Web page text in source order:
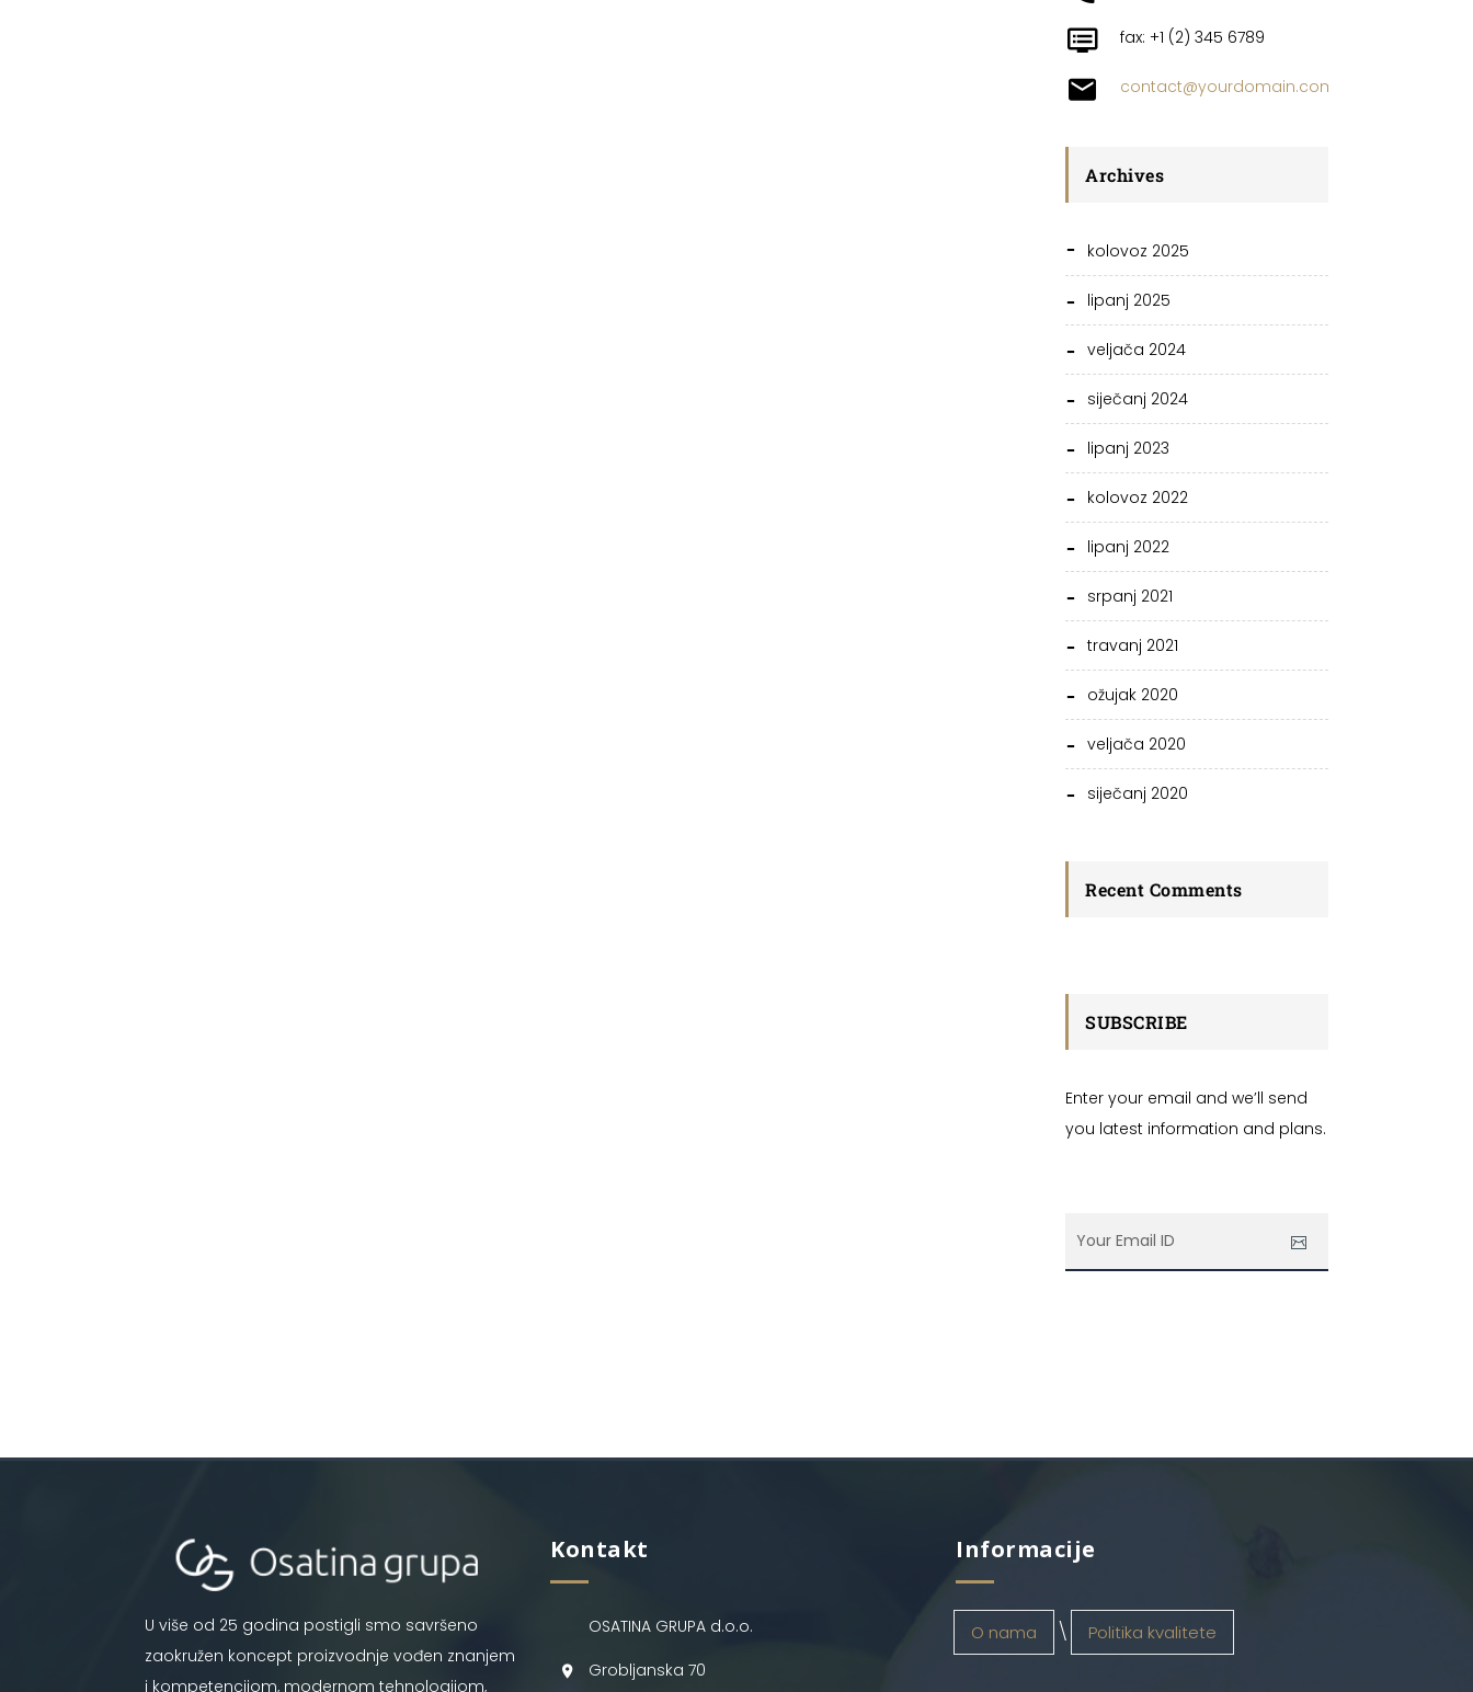
fax: +1 (2) 345 6789
contact@yourdomain.com
Archives
kolovoz 2025
lipanj 2025
veljača 2024
siječanj 2024
lipanj 2023
kolovoz 2022
lipanj 2022
srpanj 2021
travanj 2021
ožujak 2020
veljača 2020
siječanj 2020
Recent Comments
SUBSCRIBE
Enter your email and we’ll send
you latest information and plans.
U više od 25 godina postigli smo savršeno
zaokružen koncept proizvodnje vođen znanjem
i kompetencijom, modernom tehnologijom,
Kontakt
OSATINA GRUPA d.o.o.
Grobljanska 70
Informacije
O nama Politika kvalitete